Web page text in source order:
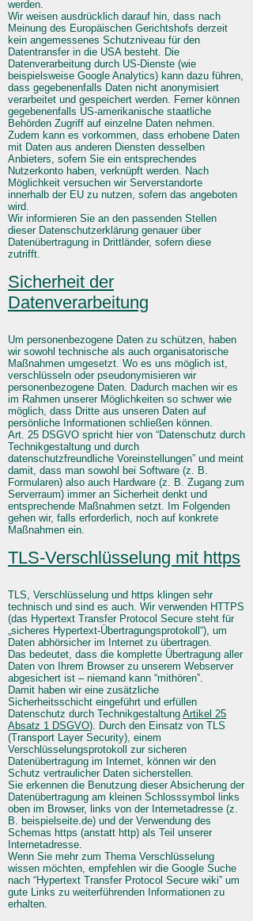
werden.
Wir weisen ausdrücklich darauf hin, dass nach
Meinung des Europäischen Gerichtshofs derzeit
kein angemessenes Schutzniveau für den
Datentransfer in die USA besteht. Die
Datenverarbeitung durch US-Dienste (wie
beispielsweise Google Analytics) kann dazu führen,
dass gegebenenfalls Daten nicht anonymisiert
verarbeitet und gespeichert werden. Ferner können
gegebenenfalls US-amerikanische staatliche
Behörden Zugriff auf einzelne Daten nehmen.
Zudem kann es vorkommen, dass erhobene Daten
mit Daten aus anderen Diensten desselben
Anbieters, sofern Sie ein entsprechendes
Nutzerkonto haben, verknüpft werden. Nach
Möglichkeit versuchen wir Serverstandorte
innerhalb der EU zu nutzen, sofern das angeboten
wird.
Wir informieren Sie an den passenden Stellen
dieser Datenschutzerklärung genauer über
Datenübertragung in Drittländer, sofern diese
zutrifft.
Sicherheit der
Datenverarbeitung
Um personenbezogene Daten zu schützen, haben
wir sowohl technische als auch organisatorische
Maßnahmen umgesetzt. Wo es uns möglich ist,
verschlüsseln oder pseudonymisieren wir
personenbezogene Daten. Dadurch machen wir es
im Rahmen unserer Möglichkeiten so schwer wie
möglich, dass Dritte aus unseren Daten auf
persönliche Informationen schließen können.
Art. 25 DSGVO spricht hier von “Datenschutz durch
Technikgestaltung und durch
datenschutzfreundliche Voreinstellungen” und meint
damit, dass man sowohl bei Software (z. B.
Formularen) also auch Hardware (z. B. Zugang zum
Serverraum) immer an Sicherheit denkt und
entsprechende Maßnahmen setzt. Im Folgenden
gehen wir, falls erforderlich, noch auf konkrete
Maßnahmen ein.
TLS-Verschlüsselung mit https
TLS, Verschlüsselung und https klingen sehr
technisch und sind es auch. Wir verwenden HTTPS
(das Hypertext Transfer Protocol Secure steht für
„sicheres Hypertext-Übertragungsprotokoll“), um
Daten abhörsicher im Internet zu übertragen.
Das bedeutet, dass die komplette Übertragung aller
Daten von Ihrem Browser zu unserem Webserver
abgesichert ist – niemand kann “mithören”.
Damit haben wir eine zusätzliche
Sicherheitsschicht eingeführt und erfüllen
Datenschutz durch Technikgestaltung Artikel 25
Absatz 1 DSGVO). Durch den Einsatz von TLS
(Transport Layer Security), einem
Verschlüsselungsprotokoll zur sicheren
Datenübertragung im Internet, können wir den
Schutz vertraulicher Daten sicherstellen.
Sie erkennen die Benutzung dieser Absicherung der
Datenübertragung am kleinen Schlosssymbol links
oben im Browser, links von der Internetadresse (z.
B. beispielseite.de) und der Verwendung des
Schemas https (anstatt http) als Teil unserer
Internetadresse.
Wenn Sie mehr zum Thema Verschlüsselung
wissen möchten, empfehlen wir die Google Suche
nach “Hypertext Transfer Protocol Secure wiki” um
gute Links zu weiterführenden Informationen zu
erhalten.